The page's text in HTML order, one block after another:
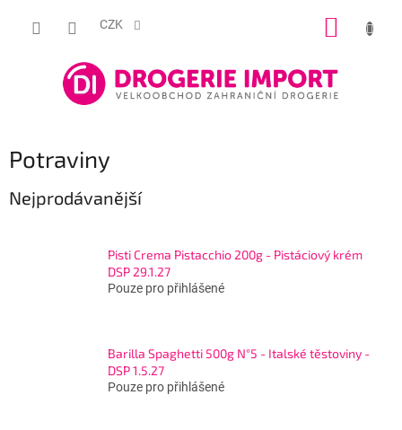
CZK
Potraviny
Nejprodávanější
Pisti Crema Pistacchio 200g - Pistáciový krém
DSP 29.1.27
Pouze pro přihlášené
Barilla Spaghetti 500g N°5 - Italské těstoviny -
DSP 1.5.27
Pouze pro přihlášené